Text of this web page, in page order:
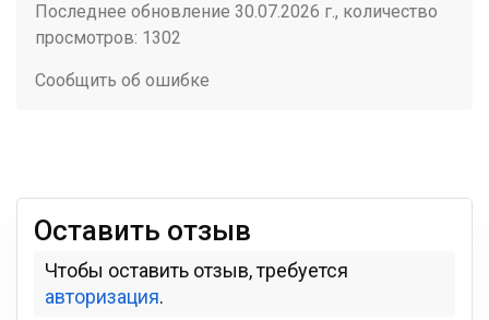
Последнее обновление 30.07.2026 г., количество
просмотров: 1302
Сообщить об ошибке
Оставить отзыв
Чтобы оставить отзыв, требуется
авторизация.